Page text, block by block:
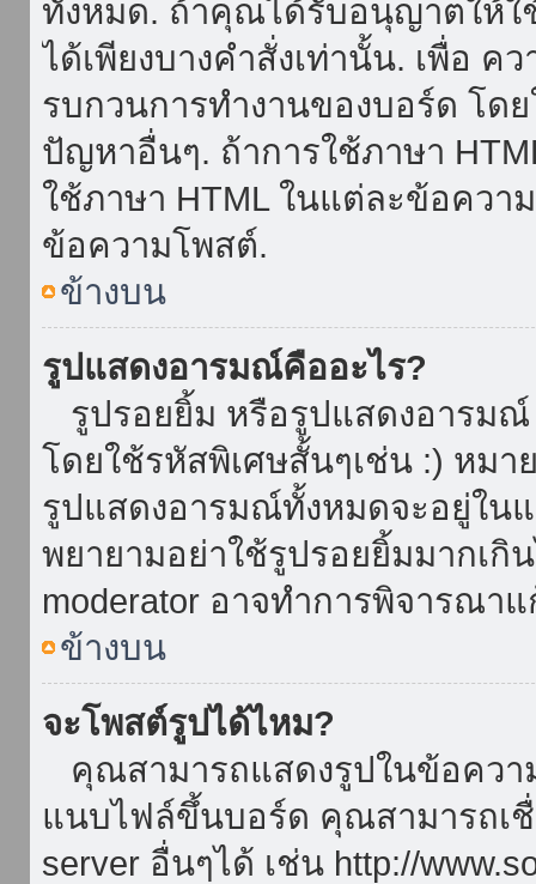
ทั้งหมด. ถ้าคุณได้รับอนุญาตให้ใ
ได้เพียงบางคำสั่งเท่านั้น. เพื่อ
รบกวนการทำงานของบอร์ด โด
ปัญหาอื่นๆ. ถ้าการใช้ภาษา
ใช้ภาษา HTML ในแต่ละข้อคว
ข้อความโพสต์.
ข้างบน
รูปแสดงอารมณ์คืออะไร?
รูปรอยยิ้ม หรือรูปแสดงอารมณ์
โดยใช้รหัสพิเศษสั้นๆเช่น :) หมา
รูปแสดงอารมณ์ทั้งหมดจะอยู่ใ
พยายามอย่าใช้รูปรอยยิ้มมากเกิ
moderator อาจทำการพิจารณา
ข้างบน
จะโพสต์รูปได้ไหม?
คุณสามารถแสดงรูปในข้อคว
แนบไฟล์ขึ้นบอร์ด คุณสามารถเชื่
server อื่นๆได้ เช่น http://